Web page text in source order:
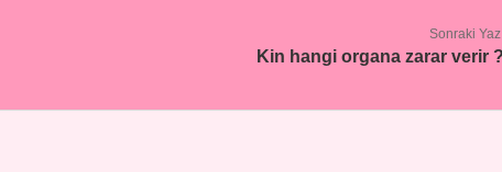
Sonraki
Kin hangi organa zarar verir